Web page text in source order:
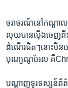
ភាសា
ចរាចរណ៍​នៅកណ្តា
លុយ​បាន​ប៉ើង​ចេញពី​
ដំណើរ​ជិតៗ​នោះ​មិនអ
បុណ្យណូអែល​ គឺ​
បណ្តាញ​ទូរទស្សន៍ព័